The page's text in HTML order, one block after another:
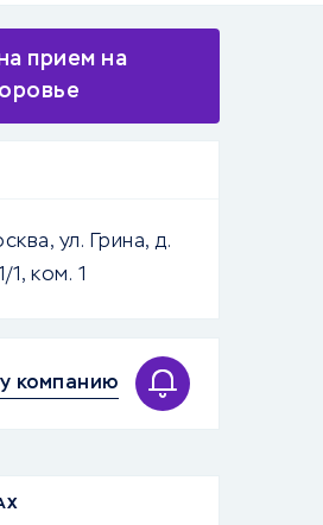
прием на
ул. Грина, д.
ком. 1
компанию